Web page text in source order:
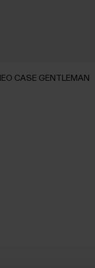
CASE GENTLEMAN